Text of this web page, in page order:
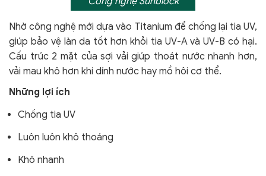
Nhờ công nghệ mới dựa vào Titanium để chống lại tia UV,
giúp bảo vệ làn da tốt hơn khỏi tia UV-A và UV-B có hại.
Cấu trúc 2 mặt của sợi vải giúp thoát nước nhanh hơn,
vải mau khô hơn khi dính nước hay mồ hôi cơ thể.
Những lợi ích
Chống tia UV
Luôn luôn khô thoáng
Khô nhanh